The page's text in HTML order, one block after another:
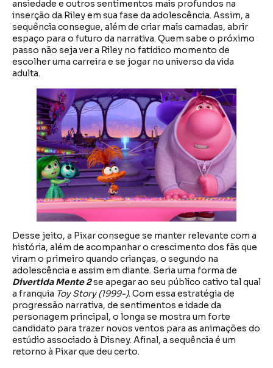
ansiedade e outros sentimentos mais profundos na
inserção da Riley em sua fase da adolescência. Assim, a
sequência consegue, além de criar mais camadas, abrir
espaço para o futuro da narrativa. Quem sabe o próximo
passo não seja ver a Riley no fatídico momento de
escolher uma carreira e se jogar no universo da vida
adulta.
Desse jeito, a Pixar consegue se manter relevante com a
história, além de acompanhar o crescimento dos fãs que
viram o primeiro quando crianças, o segundo na
adolescência e assim em diante. Seria uma forma de
Divertida Mente 2se apegar ao seu público cativo tal qual
a franquia Toy Story (1999-). Com essa estratégia de
progressão narrativa, de sentimentos e idade da
personagem principal, o longa se mostra um forte
candidato para trazer novos ventos para as animações do
estúdio associado à Disney. Afinal, a sequência é um
retorno à Pixar que deu certo.